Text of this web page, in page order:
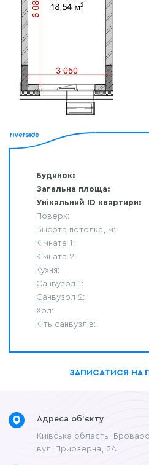
Адреса об’єкту
Київська область,
вул. Приозерна, 2А
Будинок:
Загальна площа:
Унікальний ID квартири:
Поверх:
Высота потолка, м:
Кімната 1:
Кімната 2:
Кухня:
Санвузол 1:
Санвузол 2:
Хол:
К-ть санвузлів:
ЗАПИСАТИСЯ НА